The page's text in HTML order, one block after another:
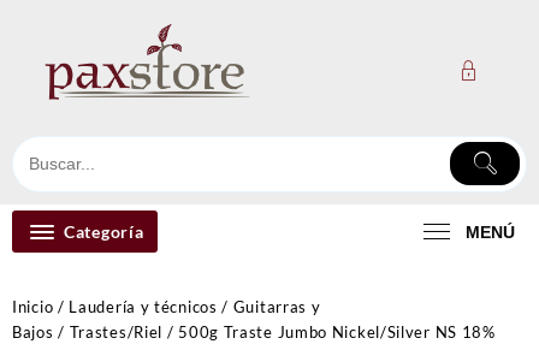
contenido
Categoría MENÚ
Inicio / Laudería y técnicos / Guitarras y
Bajos / Trastes/Riel / 500g Traste Jumbo Nickel/Silver NS 18%